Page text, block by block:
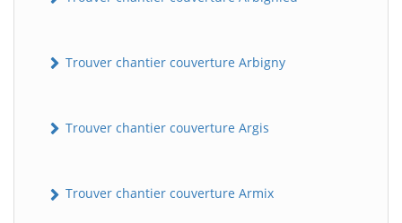
Trouver chantier couverture Arbigny
Trouver chantier couverture Argis
Trouver chantier couverture Armix